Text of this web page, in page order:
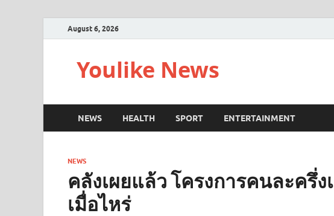
August 6, 2026
Youlike News
NEWS HEALTH SPORT ENTERTAINMENT
NEWS
คลังเผยแล้ว โครงการคนละครึ่
เมื่อไหร่